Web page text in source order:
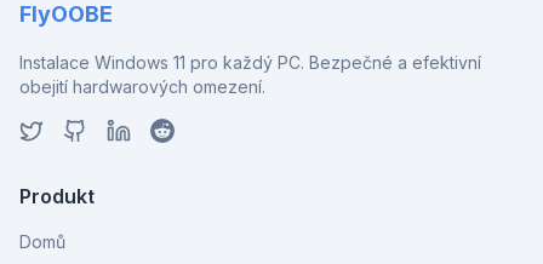
FlyOOBE
Instalace Windows 11 pro každý PC. Bezpečné a efektivní
obejití hardwarových omezení.
Produkt
Domů